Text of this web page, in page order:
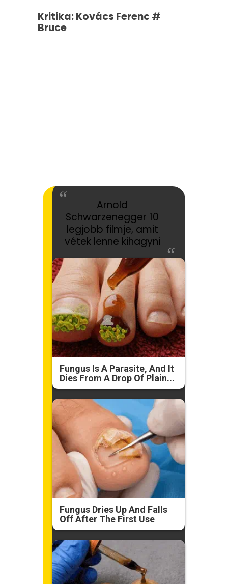
Kritika: Kovács Ferenc #
Bruce
Arnold
Schwarzenegger 10
legjobb filmje, amit
vétek lenne kihagyni
Fungus Is A Parasite, And It
Dies From A Drop Of Plain...
Fungus Dries Up And Falls
Off After The First Use